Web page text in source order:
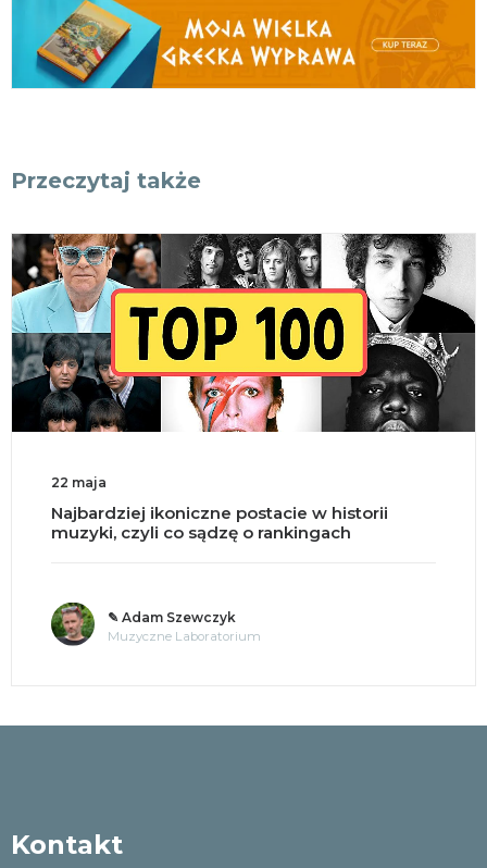
Przeczytaj także
22 maja
Najbardziej ikoniczne postacie w historii
muzyki, czyli co sądzę o rankingach
✎ Adam Szewczyk
Muzyczne Laboratorium
Kontakt